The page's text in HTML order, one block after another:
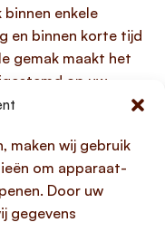
maken wij gebruik
om apparaat-
Door uw
gegevens
enkele
en binnen korte tijd
gemak maakt het
op uw